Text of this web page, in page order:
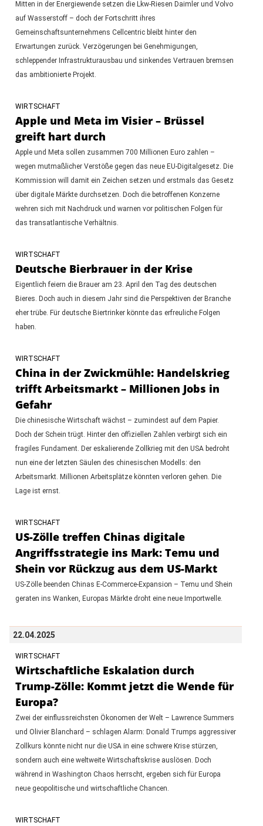
Mitten in der Energiewende setzen die Lkw-Riesen Daimler und Volvo
auf Wasserstoff – doch der Fortschritt ihres
Gemeinschaftsunternehmens Cellcentric bleibt hinter den
Erwartungen zurück. Verzögerungen bei Genehmigungen,
schleppender Infrastrukturausbau und sinkendes Vertrauen bremsen
das ambitionierte Projekt.
WIRTSCHAFT
Apple und Meta im Visier – Brüssel
greift hart durch
Apple und Meta sollen zusammen 700 Millionen Euro zahlen –
wegen mutmaßlicher Verstöße gegen das neue EU-Digitalgesetz. Die
Kommission will damit ein Zeichen setzen und erstmals das Gesetz
über digitale Märkte durchsetzen. Doch die betroffenen Konzerne
wehren sich mit Nachdruck und warnen vor politischen Folgen für
das transatlantische Verhältnis.
WIRTSCHAFT
Deutsche Bierbrauer in der Krise
Eigentlich feiern die Brauer am 23. April den Tag des deutschen
Bieres. Doch auch in diesem Jahr sind die Perspektiven der Branche
eher trübe. Für deutsche Biertrinker könnte das erfreuliche Folgen
haben.
WIRTSCHAFT
China in der Zwickmühle: Handelskrieg
trifft Arbeitsmarkt – Millionen Jobs in
Gefahr
Die chinesische Wirtschaft wächst – zumindest auf dem Papier.
Doch der Schein trügt. Hinter den offiziellen Zahlen verbirgt sich ein
fragiles Fundament. Der eskalierende Zollkrieg mit den USA bedroht
nun eine der letzten Säulen des chinesischen Modells: den
Arbeitsmarkt. Millionen Arbeitsplätze könnten verloren gehen. Die
Lage ist ernst.
WIRTSCHAFT
US-Zölle treffen Chinas digitale
Angriffsstrategie ins Mark: Temu und
Shein vor Rückzug aus dem US-Markt
US-Zölle beenden Chinas E-Commerce-Expansion – Temu und Shein
geraten ins Wanken, Europas Märkte droht eine neue Importwelle.
22.04.2025
WIRTSCHAFT
Wirtschaftliche Eskalation durch
Trump-Zölle: Kommt jetzt die Wende für
Europa?
Zwei der einflussreichsten Ökonomen der Welt – Lawrence Summers
und Olivier Blanchard – schlagen Alarm: Donald Trumps aggressiver
Zollkurs könnte nicht nur die USA in eine schwere Krise stürzen,
sondern auch eine weltweite Wirtschaftskrise auslösen. Doch
während in Washington Chaos herrscht, ergeben sich für Europa
neue geopolitische und wirtschaftliche Chancen.
WIRTSCHAFT